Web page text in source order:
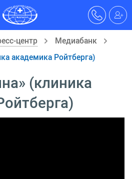
центр
Медиабанк
академика Ройтберга)
(клиника